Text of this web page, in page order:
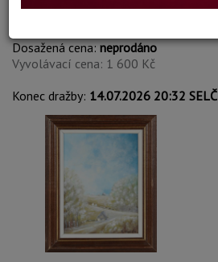
196. JESENJI DAN
Dosažená cena:neprodáno
Vyvolávací cena: 1 600 Kč
Konec dražby: 14.07.2026 20:32 SELČ